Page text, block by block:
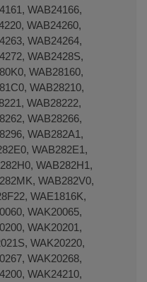
WAB24166,
WAB24260,
WAB24264,
WAB2428S,
WAB28160,
WAB28210,
WAB28222,
WAB28266,
WAB282A1,
WAB282E1,
WAB282H1,
WAB282V0,
WAE1816K,
WAK20065,
WAK20201,
WAK20220,
WAK20268,
WAK24210,